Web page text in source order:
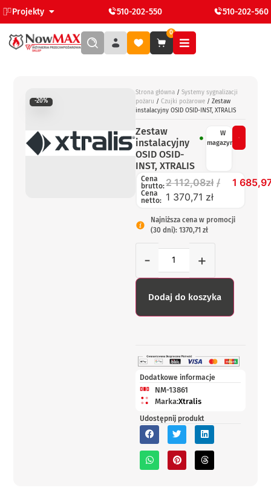
Projekty 510-202-550 510-202-560
0
-20%
Strona główna / Systemy sygnalizacji
pożaru / Czujki pożarowe / Zestaw
instalacyjny OSID OSID-INST, XTRALIS
Zestaw
instalacyjny
OSID OSID-
INST, XTRALIS
W
magazynie
Cena
brutto:2 112,08zł 1
Cena
netto: 1 370,71 zł
Najniższa cena w promocji
(30 dni): 1370,71 zł
- +
Dodaj do koszyka
Dodatkowe informacje
NM-13861
Marka:Xtralis
Udostępnij produkt